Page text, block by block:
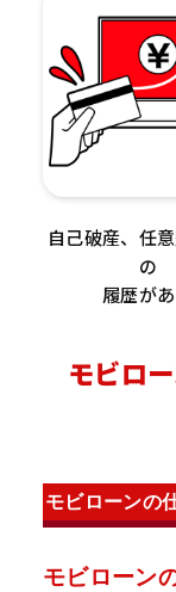
自己破産、任
の
履歴が
モビロ
モビローンの
モビローン